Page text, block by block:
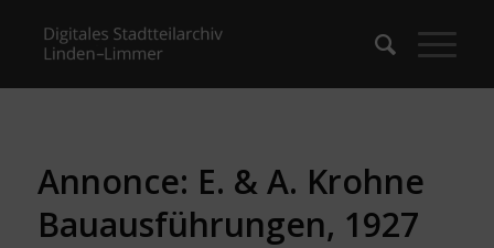
Annonce: E. & A. Krohne
Bauausführungen, 1927